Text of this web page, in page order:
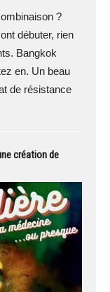
?
débuter, rien
Bangkok
en. Un beau
de résistance
création de